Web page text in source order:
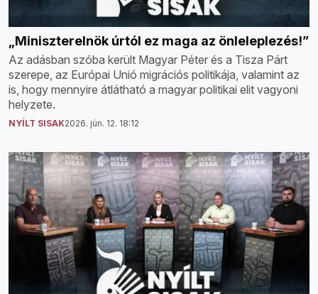
„Miniszterelnök úrtól ez maga az önleleplezés!”
Az adásban szóba került Magyar Péter és a Tisza Párt
szerepe, az Európai Unió migrációs politikája, valamint az
is, hogy mennyire átlátható a magyar politikai elit vagyoni
helyzete.
NYÍLT SISAK2026. jún. 12. 18:12